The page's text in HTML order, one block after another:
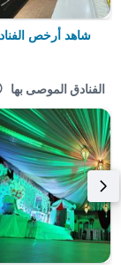
شاهد أرخص
الفنادق الموصى بها